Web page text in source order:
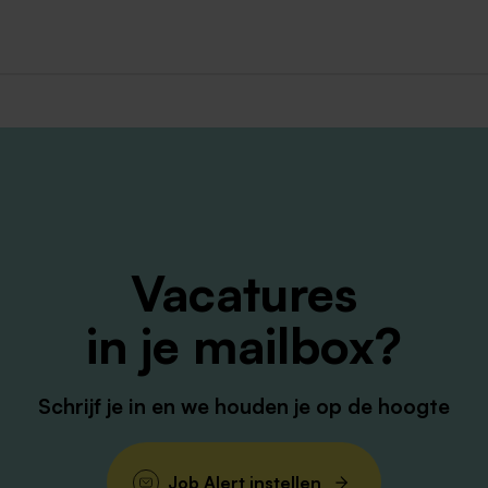
bij schoolwerk (plannen, leerstrategieën)
waar ontwikkeling en ontdekking centraal staan,
te zetten én verder te ontwikkelen. We stimuleren
scholing en loopbaan. Met drie scholen en een brede
Vacatures
in je mailbox?
Schrijf je in en we houden je op de hoogte
Job Alert instellen